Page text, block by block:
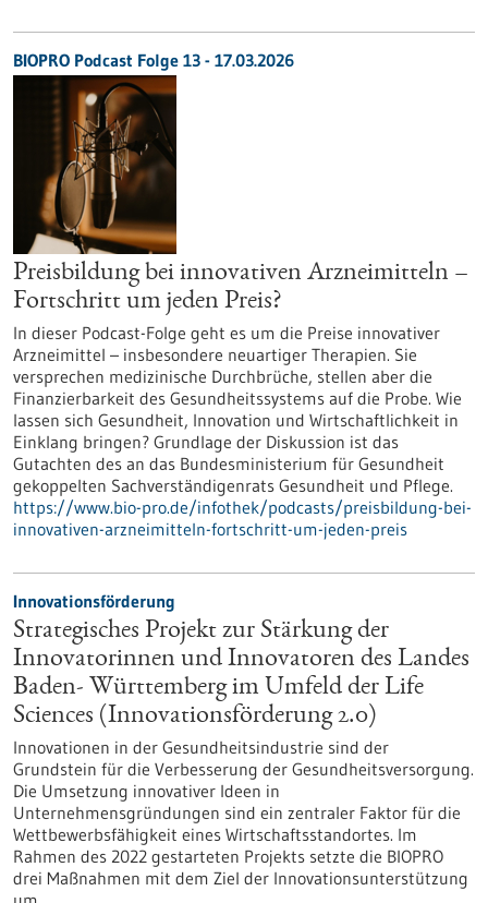
BIOPRO Podcast Folge 13 - 17.03.2026
Preisbildung bei innovativen Arzneimitteln –
Fortschritt um jeden Preis?
In dieser Podcast-Folge geht es um die Preise innovativer
Arzneimittel – insbesondere neuartiger Therapien. Sie
versprechen medizinische Durchbrüche, stellen aber die
Finanzierbarkeit des Gesundheitssystems auf die Probe. Wie
lassen sich Gesundheit, Innovation und Wirtschaftlichkeit in
Einklang bringen? Grundlage der Diskussion ist das
Gutachten des an das Bundesministerium für Gesundheit
gekoppelten Sachverständigenrats Gesundheit und Pflege.
https://www.bio-pro.de/infothek/podcasts/preisbildung-bei-
innovativen-arzneimitteln-fortschritt-um-jeden-preis
Innovationsförderung
Strategisches Projekt zur Stärkung der
Innovatorinnen und Innovatoren des Landes
Baden- Württemberg im Umfeld der Life
Sciences (Innovationsförderung 2.0)
Innovationen in der Gesundheitsindustrie sind der
Grundstein für die Verbesserung der Gesundheitsversorgung.
Die Umsetzung innovativer Ideen in
Unternehmensgründungen sind ein zentraler Faktor für die
Wettbewerbsfähigkeit eines Wirtschaftsstandortes. Im
Rahmen des 2022 gestarteten Projekts setzte die BIOPRO
drei Maßnahmen mit dem Ziel der Innovationsunterstützung